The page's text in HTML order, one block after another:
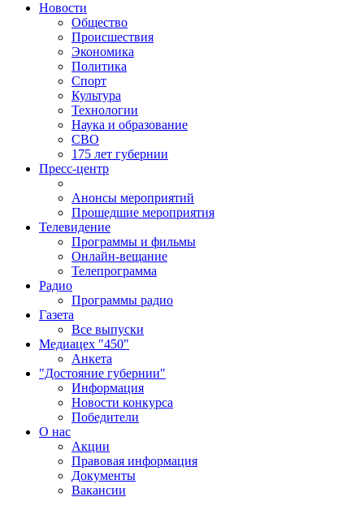
Новости
Общество
Происшествия
Экономика
Политика
Спорт
Культура
Технологии
Наука и образование
СВО
175 лет губернии
Пресс-центр
Анонсы мероприятий
Прошедшие мероприятия
Телевидение
Программы и фильмы
Онлайн-вещание
Телепрограмма
Радио
Программы радио
Газета
Все выпуски
Медиацех "450"
Анкета
"Достояние губернии"
Информация
Новости конкурса
Победители
О нас
Акции
Правовая информация
Документы
Вакансии